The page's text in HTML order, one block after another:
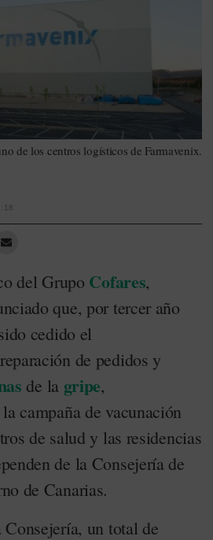
de los centros logísticos de Farmavenix.
del Grupo Cofares,
que, por tercer año
cedido el
de pedidos y
de la gripe,
campaña de vacunación
de salud y las residencias
de la Consejería de
de Canarias.
Consejería, un total de